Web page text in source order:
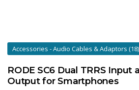
Accessories - Audio Cables & Adaptors (18)
RODE SC6 Dual TRRS Input
Output for Smartphones